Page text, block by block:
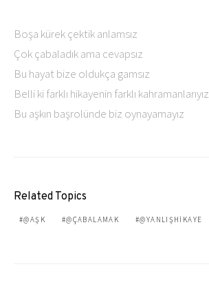
Boşa kürek çektik anlamsız
Çok çabaladık ama cevapsız
Bu hayat bize oldukça gamsız
Belli ki farklı hikayenin farklı kahramanlarıyız
Bu aşkın başrolünde biz oynayamayız
Related Topics
@AŞK @ÇABALAMAK @YANLIŞHIKAYE